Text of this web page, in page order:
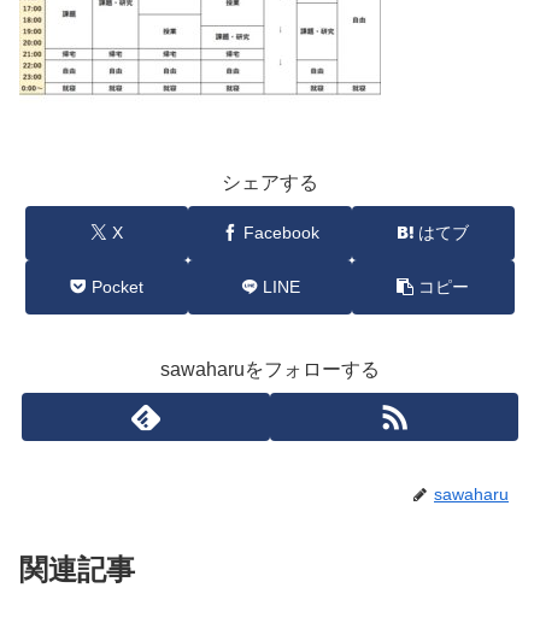
シェアする
X Facebook はてブ
Pocket LINE コピー
sawaharuをフォローする
sawaharu
関連記事